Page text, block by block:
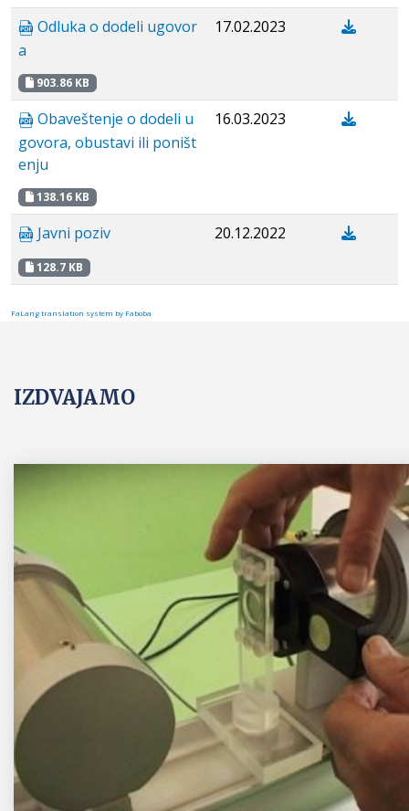
Odluka o dodeli ugovor
a
903.86 KB
17.02.2023
Obaveštenje o dodeli u
govora, obustavi ili poništ
enju
138.16 KB
16.03.2023
Javni poziv
128.7 KB
20.12.2022
FaLang translation system by Faboba
IZDVAJAMO